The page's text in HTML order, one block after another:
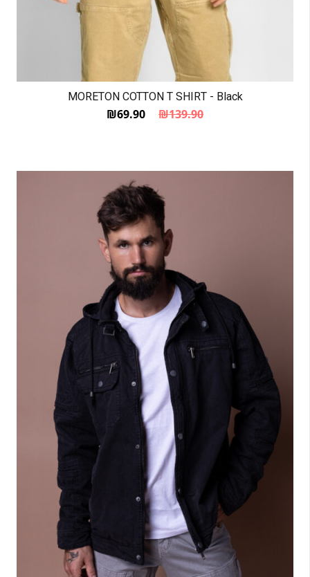
MORETON COTTON T SHIRT - Black
₪139.90 המחיר המקורי היה: ₪139.90.
₪69.90
המחיר הנוכחי הוא: ₪69.90.